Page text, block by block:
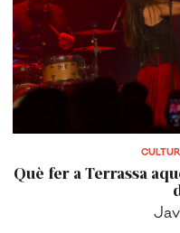
Què fer a Terrassa